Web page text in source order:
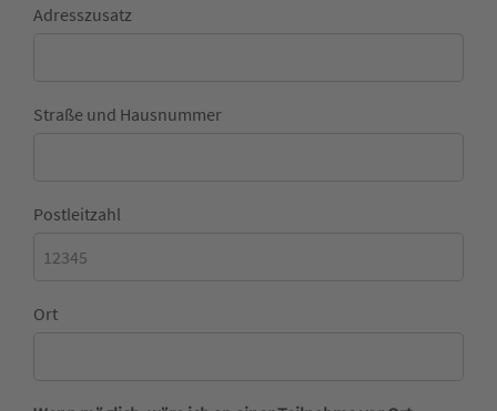
Adresszusatz
Straße und Hausnummer
Postleitzahl
Ort